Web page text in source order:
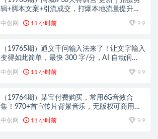
辑+脚本文案+引流成交，打爆本地流量提升门
中创网 11 小时前 9.9
（19765期）通义千问输入法来了！让文字输入
变得如此简单，最快 300 字/分，AI 自动润
中创网 11 小时前 9.9
（19764期）某宝付费购买，常用6G音效合
集！970+首宣传片背景音乐，无版权可商用大
中创网 11 小时前 9.9